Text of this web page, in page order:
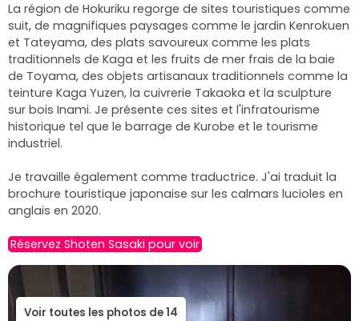
La région de Hokuriku regorge de sites touristiques comme
suit, de magnifiques paysages comme le jardin Kenrokuen
et Tateyama, des plats savoureux comme les plats
traditionnels de Kaga et les fruits de mer frais de la baie
de Toyama, des objets artisanaux traditionnels comme la
teinture Kaga Yuzen, la cuivrerie Takaoka et la sculpture
sur bois Inami. Je présente ces sites et l'infratourisme
historique tel que le barrage de Kurobe et le tourisme
industriel.
Je travaille également comme traductrice. J'ai traduit la
brochure touristique japonaise sur les calmars lucioles en
anglais en 2020.
Réservez Shoten Sasaki pour voir
Voir toutes les photos de 14